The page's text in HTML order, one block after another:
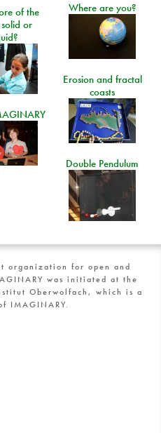
Where are you?
of the
or
Erosion and fractal
coasts
Double Pendulum
organization for open and
was initiated at the
Oberwolfach, which is a
IMAGINARY.